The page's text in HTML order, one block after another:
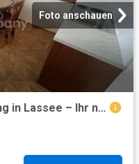
Foto anschauen
Gemütliche 2 Zimmer Wohnung in Lassee – Ihr neues Zuhause wartet auf Sie !